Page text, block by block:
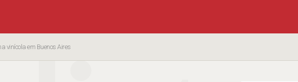
vinícola em Buenos Aires